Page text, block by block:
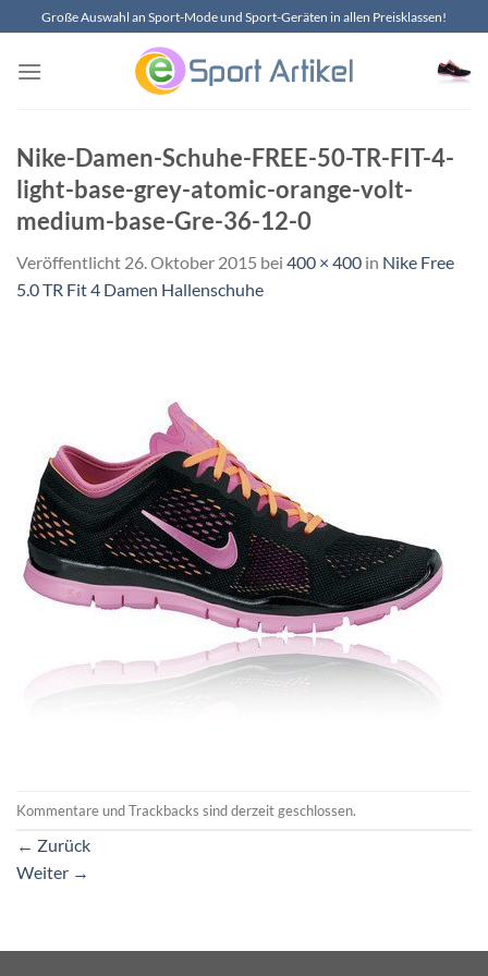
Inhalt
springen
Große Auswahl an Sport-Mode und Sport-Geräten in allen Preisklassen!
Nike-Damen-Schuhe-FREE-50-TR-FIT-4-
light-base-grey-atomic-orange-volt-
medium-base-Gre-36-12-0
Veröffentlicht 26. Oktober 2015 bei 400 × 400 in Nike Free
5.0 TR Fit 4 Damen Hallenschuhe
Kommentare und Trackbacks sind derzeit geschlossen.
← Zurück
Weiter →